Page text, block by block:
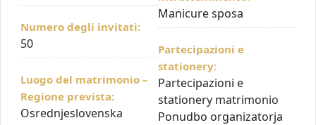
Numero degli invitati:
50
Luogo del matrimonio –
Regione prevista:
Osrednjeslovenska
Manicure sposa
Partecipazioni e
stationery:
Partecipazioni e
stationery matrimonio
Ponudbo organizatorja